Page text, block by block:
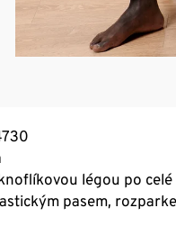
légou po celé
pasem,